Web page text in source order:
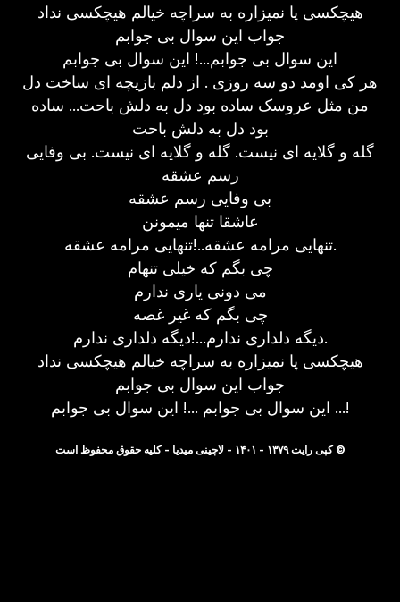
هیچکسی پا نمیزاره به سراچه خیالم هیچکسی نداد
جواب این سوال بی جوابم
این سوال بی جوابم...! این سوال بی جوابم
هر کی اومد دو سه روزی . از دلم بازیچه ای ساخت دل
من مثل عروسک ساده بود دل به دلش باحت... ساده
بود دل به دلش باحت
گله و گلایه ای نیست. گله و گلایه ای نیست. بی وفایی
رسم عشقه
بی وفایی رسم عشقه
عاشقا تنها میمونن
تنهایی مرامه عشقه..!تنهایی مرامه عشقه.
چی بگم که خیلی تنهام
می دونی یاری ندارم
چی بگم که غیر غصه
دیگه دلداری ندارم...!دیگه دلداری ندارم.
هیچکسی پا نمیزاره به سراچه خیالم هیچکسی نداد
جواب این سوال بی جوابم
این سوال بی جوابم ...! این سوال بی جوابم ...!
© کپی رایت ۱۳۷۹ - ۱۴۰۱ - لاچینی میدیا - کلیه حقوق محفوظ است